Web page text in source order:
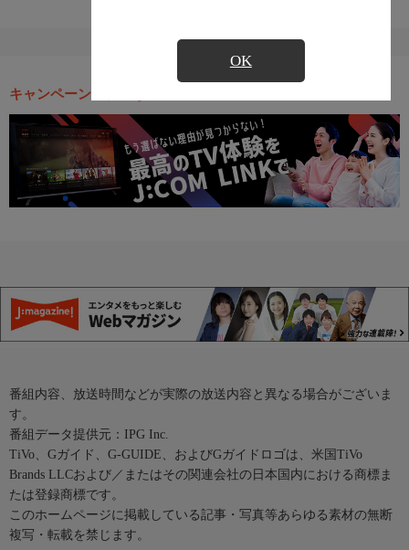
OK
キャンペーン・お得な情報
番組内容、放送時間などが実際の放送内容と異なる場合がございま
す。
番組データ提供元：IPG Inc.
TiVo、Gガイド、G-GUIDE、およびGガイドロゴは、米国TiVo
Brands LLCおよび／またはその関連会社の日本国内における商標ま
たは登録商標です。
このホームページに掲載している記事・写真等あらゆる素材の無断
複写・転載を禁じます。